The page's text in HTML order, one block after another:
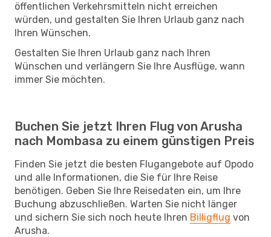
öffentlichen Verkehrsmitteln nicht erreichen
würden, und gestalten Sie Ihren Urlaub ganz nach
Ihren Wünschen.
Gestalten Sie Ihren Urlaub ganz nach Ihren
Wünschen und verlängern Sie Ihre Ausflüge, wann
immer Sie möchten.
Buchen Sie jetzt Ihren Flug von Arusha
nach Mombasa zu einem günstigen Preis
Finden Sie jetzt die besten Flugangebote auf Opodo
und alle Informationen, die Sie für Ihre Reise
benötigen. Geben Sie Ihre Reisedaten ein, um Ihre
Buchung abzuschließen. Warten Sie nicht länger
und sichern Sie sich noch heute Ihren Billigflug von
Arusha.